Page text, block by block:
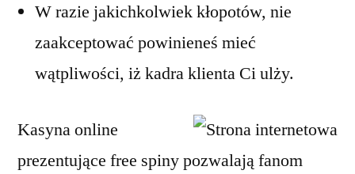
W razie jakichkolwiek kłopotów, nie
zaakceptować powinieneś mieć
wątpliwości, iż kadra klienta Ci ulży.
Kasyna online
prezentujące free spiny pozwalają fanom